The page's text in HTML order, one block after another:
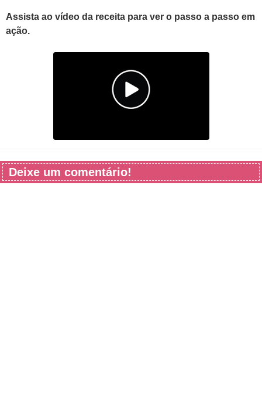
Assista ao vídeo da receita para ver o passo a passo em
ação.
Deixe um comentário!